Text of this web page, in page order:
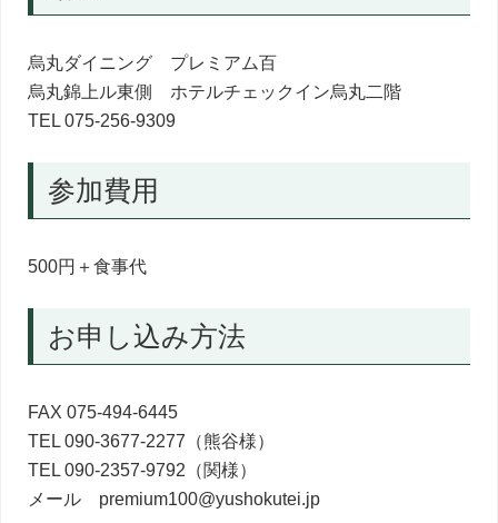
烏丸ダイニング プレミアム百
烏丸錦上ル東側 ホテルチェックイン烏丸二階
TEL 075-256-9309
参加費用
500円＋食事代
お申し込み方法
FAX 075-494-6445
TEL 090-3677-2277（熊谷様）
TEL 090-2357-9792（関様）
メール premium100@yushokutei.jp